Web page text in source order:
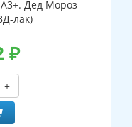
Дед Мороз
лак)
₽
+